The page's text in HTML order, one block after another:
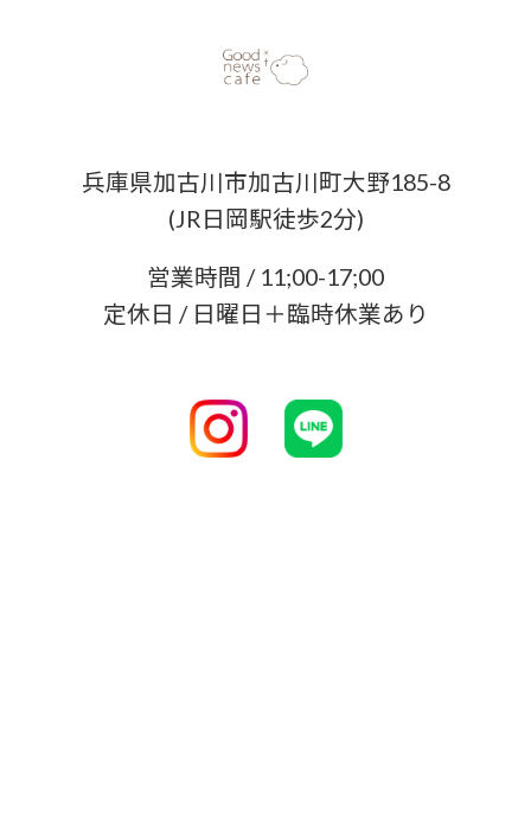
兵庫県加古川市加古川町大野185-8
(JR日岡駅徒歩2分)
営業時間 / 11;00-17;00
定休日 / 日曜日＋臨時休業あり